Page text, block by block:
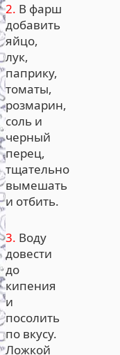
2. В фарш
добавить
яйцо,
лук,
паприку,
томаты,
розмарин,
соль и
черный
перец,
тщательно
вымешать
и отбить.
3. Воду
довести
до
кипения
и
посолить
по вкусу.
Ложкой